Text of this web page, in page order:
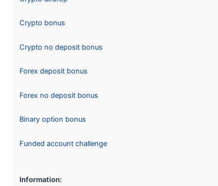
Crypto bonus
Crypto no deposit bonus
Forex deposit bonus
Forex no deposit bonus
Binary option bonus
Funded account challenge
Information: